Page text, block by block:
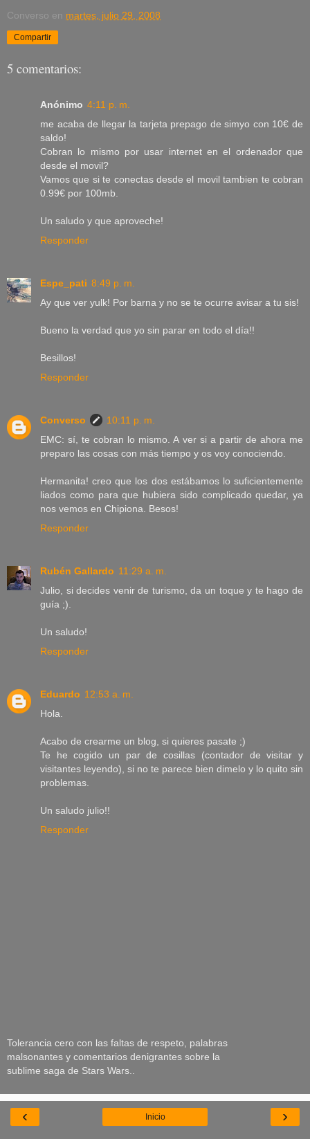
Converso en martes, julio 29, 2008
Compartir
5 comentarios:
Anónimo 4:11 p. m.
me acaba de llegar la tarjeta prepago de simyo con 10€ de
saldo!
Cobran lo mismo por usar internet en el ordenador que
desde el movil?
Vamos que si te conectas desde el movil tambien te cobran
0.99€ por 100mb.
Un saludo y que aproveche!
Responder
Espe_pati 8:49 p. m.
Ay que ver yulk! Por barna y no se te ocurre avisar a tu sis!
Bueno la verdad que yo sin parar en todo el día!!
Besillos!
Responder
Converso
10:11 p. m.
EMC: sí, te cobran lo mismo. A ver si a partir de ahora me
preparo las cosas con más tiempo y os voy conociendo.
Hermanita! creo que los dos estábamos lo suficientemente
liados como para que hubiera sido complicado quedar, ya
nos vemos en Chipiona. Besos!
Responder
Rubén Gallardo 11:29 a. m.
Julio, si decides venir de turismo, da un toque y te hago de
guía ;).
Un saludo!
Responder
Eduardo 12:53 a. m.
Hola.
Acabo de crearme un blog, si quieres pasate ;)
Te he cogido un par de cosillas (contador de visitar y
visitantes leyendo), si no te parece bien dimelo y lo quito sin
problemas.
Un saludo julio!!
Responder
Tolerancia cero con las faltas de respeto, palabras
malsonantes y comentarios denigrantes sobre la
sublime saga de Stars Wars..
‹ ›
Inicio